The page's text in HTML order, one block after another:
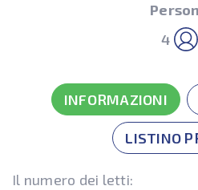
4
INFORMAZIONI
LISTINO
Il numero dei letti: